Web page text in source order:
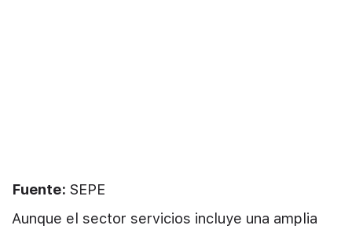
Fuente: SEPE
Aunque el sector servicios incluye una amplia